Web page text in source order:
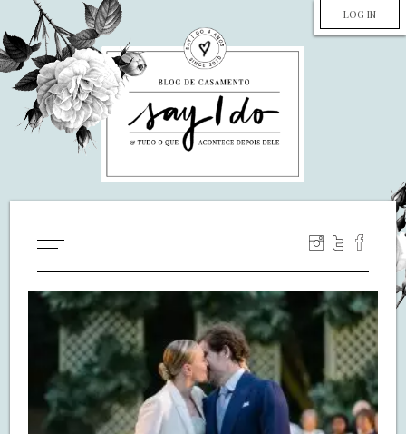
LOG IN
WILL YOU MARRY ME?
LUA DE MEL
COZINHA
DECORAÇÃO
DE NOIVA PRA NOIVA
S.O.S CASADAS